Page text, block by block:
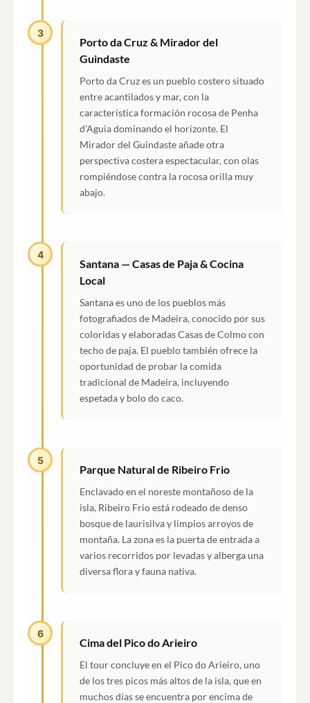
3
Porto da Cruz & Mirador del
Guindaste
Porto da Cruz es un pueblo costero situado
entre acantilados y mar, con la
característica formación rocosa de Penha
d'Aguia dominando el horizonte. El
Mirador del Guindaste añade otra
perspectiva costera espectacular, con olas
rompiéndose contra la rocosa orilla muy
abajo.
4
Santana — Casas de Paja & Cocina
Local
Santana es uno de los pueblos más
fotografiados de Madeira, conocido por sus
coloridas y elaboradas Casas de Colmo con
techo de paja. El pueblo también ofrece la
oportunidad de probar la comida
tradicional de Madeira, incluyendo
espetada y bolo do caco.
5
Parque Natural de Ribeiro Frio
Enclavado en el noreste montañoso de la
isla, Ribeiro Frio está rodeado de denso
bosque de laurisilva y limpios arroyos de
montaña. La zona es la puerta de entrada a
varios recorridos por levadas y alberga una
diversa flora y fauna nativa.
6
Cima del Pico do Arieiro
El tour concluye en el Pico do Arieiro, uno
de los tres picos más altos de la isla, que en
muchos días se encuentra por encima de